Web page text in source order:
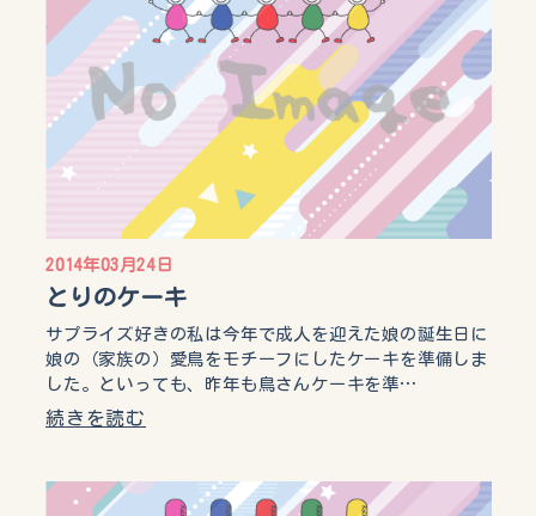
2014年03月24日
とりのケーキ
サプライズ好きの私は今年で成人を迎えた娘の誕生日に
娘の（家族の）愛鳥をモチーフにしたケーキを準備しま
した。といっても、昨年も鳥さんケーキを準…
続きを読む